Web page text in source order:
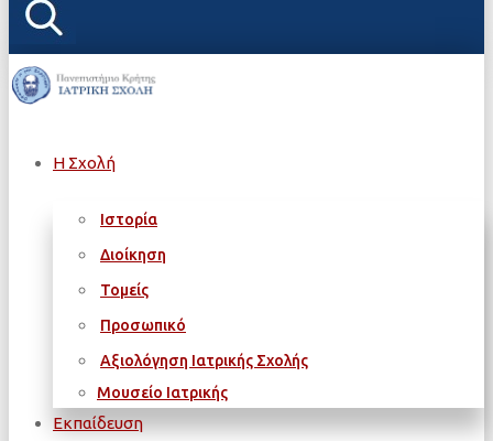
Η Σχολή
Ιστορία
Διοίκηση
Τομείς
Προσωπικό
Αξιολόγηση Ιατρικής Σχολής
Μουσείο Ιατρικής
Εκπαίδευση